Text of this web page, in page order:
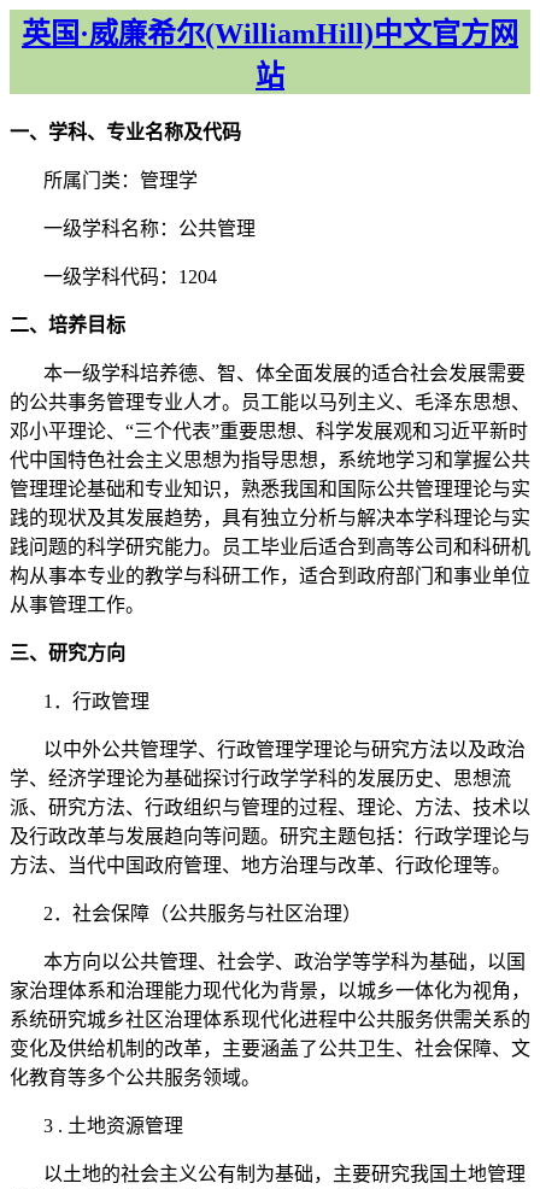
英国·威廉希尔(WilliamHill)中文官方网
站
一、学科、专业名称及代码
所属门类：管理学
一级学科名称：公共管理
一级学科代码： 1204
二、培养目标
本一级学科培养德、智、体全面发展的适合社会发展需要
的公共事务管理专业人才。员工能以马列主义、毛泽东思想、
邓小平理论、“三个代表”重要思想、科学发展观和习近平新时
代中国特色社会主义思想为指导思想，系统地学习和掌握公共
管理理论基础和专业知识，熟悉我国和国际公共管理理论与实
践的现状及其发展趋势，具有独立分析与解决本学科理论与实
践问题的科学研究能力。员工毕业后适合到高等公司和科研机
构从事本专业的教学与科研工作，适合到政府部门和事业单位
从事管理工作。
三、研究方向
1 ．行政管理
以中外公共管理学、行政管理学理论与研究方法以及政治
学、经济学理论为基础探讨行政学学科的发展历史、思想流
派、研究方法、行政组织与管理的过程、理论、方法、技术以
及行政改革与发展趋向等问题。研究主题包括：行政学理论与
方法、当代中国政府管理、地方治理与改革、行政伦理等。
2．社会保障（公共服务与社区治理）
本方向以公共管理、社会学、政治学等学科为基础，以国
家治理体系和治理能力现代化为背景，以城乡一体化为视角，
系统研究城乡社区治理体系现代化进程中公共服务供需关系的
变化及供给机制的改革，主要涵盖了公共卫生、社会保障、文
化教育等多个公共服务领域。
3 . 土地资源管理
以土地的社会主义公有制为基础，主要研究我国土地管理